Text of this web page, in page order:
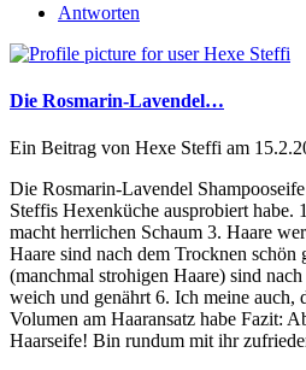
Antworten
Die Rosmarin-Lavendel…
Ein Beitrag von Hexe Steffi am
Die Rosmarin-Lavendel
Steffis Hexenküche ausprobiert habe.
macht herrlichen Schaum 3. Haare
Haare sind nach dem Trocknen schön
(manchmal strohigen Haare) sind
weich und genährt 6. Ich meine auch,
Volumen am Haaransatz habe Fazit:
Haarseife! Bin rundum mit ihr